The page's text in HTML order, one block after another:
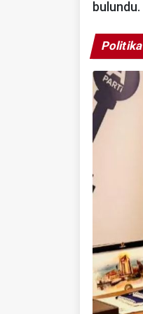
bulundu.
Politika